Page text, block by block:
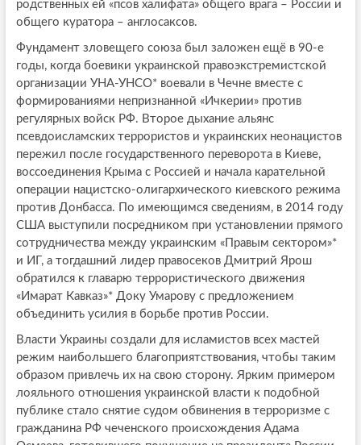
родственных ей «псов халифата» общего врага – России и
общего куратора – англосаксов.
Фундамент зловещего союза был заложен ещё в 90-е
годы, когда боевики украинской правоэкстремистской
организации УНА-УНСО* воевали в Чечне вместе с
формированиями непризнанной «Ичкерии» против
регулярных войск РФ. Второе дыхание альянс
псевдоисламских террористов и украинских неонацистов
пережил после государственного переворота в Киеве,
воссоединения Крыма с Россией и начала карательной
операции нацистско-олигархического киевского режима
против Донбасса. По имеющимся сведениям, в 2014 году
США выступили посредником при установлении прямого
сотрудничества между украинским «Правым сектором»*
и ИГ, а тогдашний лидер правосеков Дмитрий Ярош
обратился к главарю террористического движения
«Имарат Кавказ»* Доку Умарову с предложением
объединить усилия в борьбе против России.
Власти Украины создали для исламистов всех мастей
режим наибольшего благоприятствования, чтобы таким
образом привлечь их на свою сторону. Ярким примером
лояльного отношения украинской власти к подобной
публике стало снятие судом обвинения в терроризме с
гражданина РФ чеченского происхождения Адама